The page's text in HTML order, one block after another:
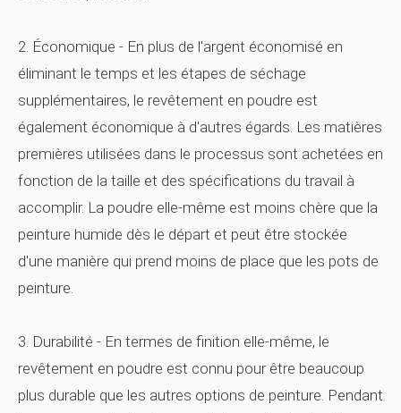
2. Économique - En plus de l'argent économisé en
éliminant le temps et les étapes de séchage
supplémentaires, le revêtement en poudre est
également économique à d'autres égards. Les matières
premières utilisées dans le processus sont achetées en
fonction de la taille et des spécifications du travail à
accomplir. La poudre elle-même est moins chère que la
peinture humide dès le départ et peut être stockée
d'une manière qui prend moins de place que les pots de
peinture.
3. Durabilité - En termes de finition elle-même, le
revêtement en poudre est connu pour être beaucoup
plus durable que les autres options de peinture. Pendant